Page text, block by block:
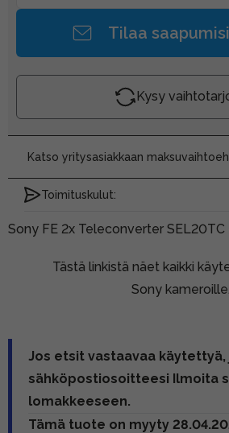
Tilaa
Kysy
Katso yritysasiakkaan
Toimituskulut:
Sony FE 2x Teleconverter
Tästä linkistä näet kaikki
Sony kameroille.
Jos etsit vastaavaa käytettyä,
sähköpostiosoitteesi Ilmoita
lomakkeeseen.
Tämä tuote on myyty